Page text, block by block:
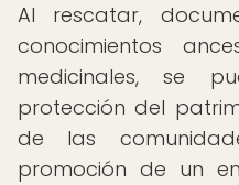
Al rescatar,
conocimientos
medicinales, se
protección del
de las
promoción de un